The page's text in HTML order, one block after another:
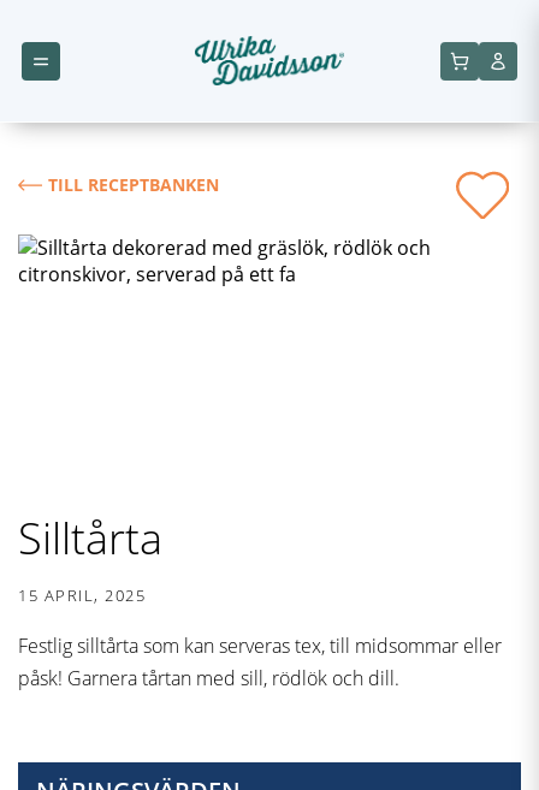
TILL RECEPTBANKEN
Silltårta
15 APRIL, 2025
Festlig silltårta som kan serveras tex, till midsommar eller
påsk! Garnera tårtan med sill, rödlök och dill.